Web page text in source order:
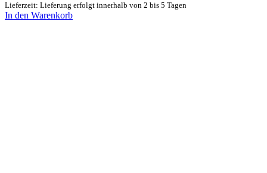
Lieferzeit: Lieferung erfolgt innerhalb von 2 bis 5 Tagen
In den Warenkorb